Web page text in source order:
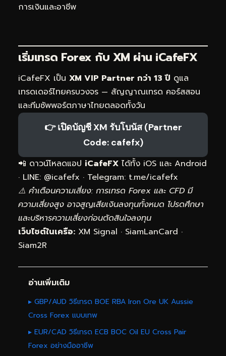
การเงินและอาชีพ
เริ่มเทรด Forex กับ XM ผ่าน iCafeFX
iCafeFX เป็น XM VIP Partner กว่า 13 ปี ดูแล
เทรดเดอร์ไทยครบวงจร — สัญญาณเทรด คอร์สสอน
และทีมซัพพอร์ตภาษาไทยตลอดทั้งวัน
👉 เปิดบัญชี XM รับโบนัส (Partner
Code: cafefx)
📲 ดาวน์โหลดแอป iCafeFX ได้ทั้ง iOS และ Android
· LINE: @icafefx · Telegram: t.me/icafefx
⚠️ คำเตือนความเสี่ยง: การเทรด Forex และ CFD มี
ความเสี่ยงสูง อาจสูญเสียเงินลงทุนทั้งหมด โปรดศึกษา
และบริหารความเสี่ยงก่อนตัดสินใจลงทุน
เว็บไซต์ในเครือ: XM Signal · SiamLanCard ·
Siam2R
อ่านเพิ่มเติม
▸ GBP/AUD วิธีเทรด BOE RBA Iron Ore UK Aussie
Cross Forex แบบเทพ
▸ EUR/CAD วิธีเทรด ECB BOC Oil EU Cross Pair
Forex อย่างมืออาชีพ